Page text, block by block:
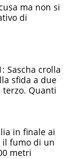
ma non si
di
Sascha crolla
sfida a due
terzo. Quanti
in finale ai
il fumo di un
metri